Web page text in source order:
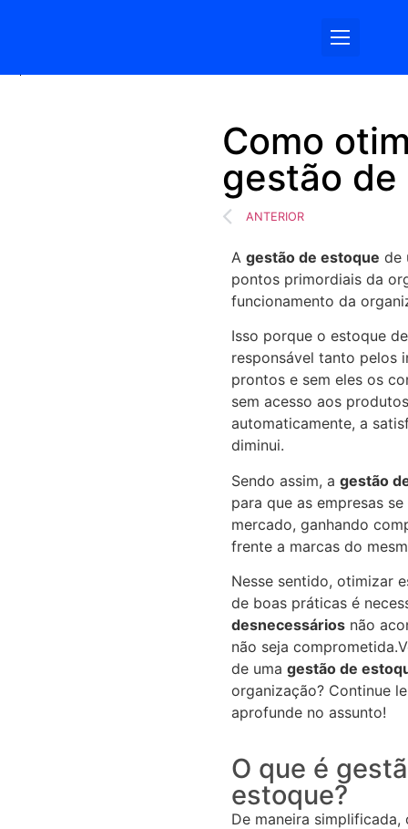
Como
gestão
ANTERIOR
A gestão de estoque de
pontos primordiais da
funcionamento da
Isso porque o estoque
responsável tanto pelos
prontos e sem eles os
sem acesso aos
automaticamente, a
diminui.
Sendo assim, a gestão
para que as empresas
mercado, ganhando
frente a marcas do
Nesse sentido, otimizar
de boas práticas é
desnecessários não
não seja comprometida.
de uma gestão de
organização? Continue
aprofunde no assunto!
O que é
estoque?
De maneira